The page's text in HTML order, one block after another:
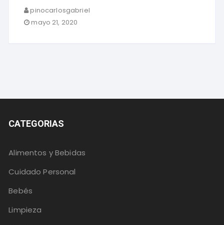
pinocarlosgabriel
mayo 21, 2020
CATEGORIAS
Alimentos y Bebidas
Cuidado Personal
Bebés
Limpieza